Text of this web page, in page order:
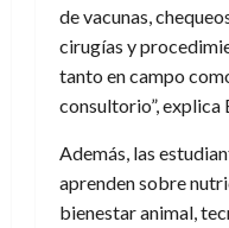
de vacunas,
cirugías y
tanto en campo
consultorio”, explica
Además, las
aprenden sobre
bienestar animal,